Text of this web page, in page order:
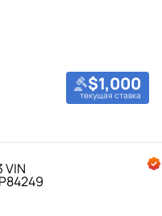
$1,000
текущая ставка